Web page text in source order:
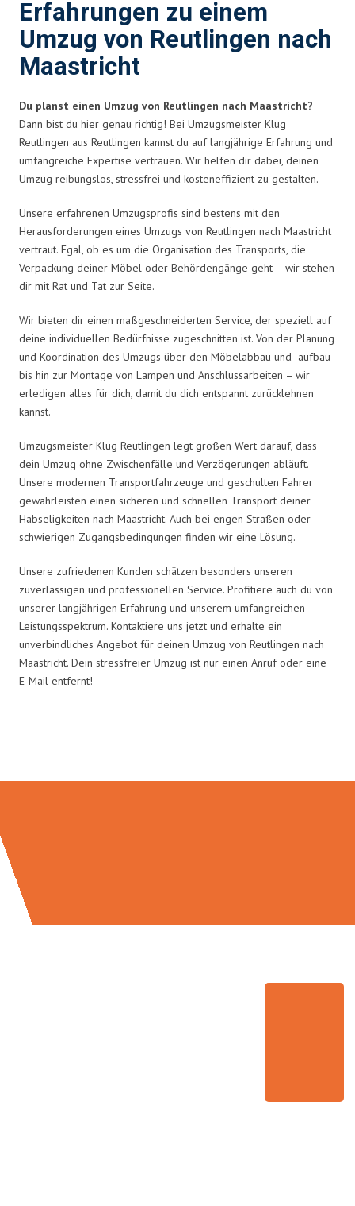
Erfahrungen zu einem
Umzug von Reutlingen nach
Maastricht
Du planst einen Umzug von Reutlingen nach Maastricht?
Dann bist du hier genau richtig! Bei Umzugsmeister Klug
Reutlingen aus Reutlingen kannst du auf langjährige Erfahrung und
umfangreiche Expertise vertrauen. Wir helfen dir dabei, deinen
Umzug reibungslos, stressfrei und kosteneffizient zu gestalten.
Unsere erfahrenen Umzugsprofis sind bestens mit den
Herausforderungen eines Umzugs von Reutlingen nach Maastricht
vertraut. Egal, ob es um die Organisation des Transports, die
Verpackung deiner Möbel oder Behördengänge geht – wir stehen
dir mit Rat und Tat zur Seite.
Wir bieten dir einen maßgeschneiderten Service, der speziell auf
deine individuellen Bedürfnisse zugeschnitten ist. Von der Planung
und Koordination des Umzugs über den Möbelabbau und -aufbau
bis hin zur Montage von Lampen und Anschlussarbeiten – wir
erledigen alles für dich, damit du dich entspannt zurücklehnen
kannst.
Umzugsmeister Klug Reutlingen legt großen Wert darauf, dass
dein Umzug ohne Zwischenfälle und Verzögerungen abläuft.
Unsere modernen Transportfahrzeuge und geschulten Fahrer
gewährleisten einen sicheren und schnellen Transport deiner
Habseligkeiten nach Maastricht. Auch bei engen Straßen oder
schwierigen Zugangsbedingungen finden wir eine Lösung.
Unsere zufriedenen Kunden schätzen besonders unseren
zuverlässigen und professionellen Service. Profitiere auch du von
unserer langjährigen Erfahrung und unserem umfangreichen
Leistungsspektrum. Kontaktiere uns jetzt und erhalte ein
unverbindliches Angebot für deinen Umzug von Reutlingen nach
Maastricht. Dein stressfreier Umzug ist nur einen Anruf oder eine
E-Mail entfernt!